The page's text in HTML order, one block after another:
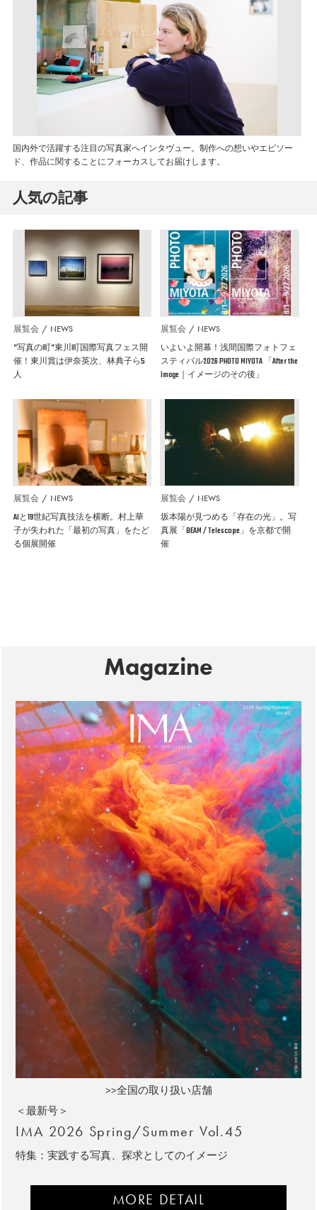
国内外で活躍する注目の写真家へインタヴュー。制作への想いやエピソー
ド、作品に関することにフォーカスしてお届けします。
人気の記事
展覧会 NEWS
”写真の町”東川町国際写真フェス開
催！東川賞は伊奈英次、林典子ら5
人
展覧会 NEWS
いよいよ開幕！浅間国際フォトフェ
スティバル2026 PHOTO MIYOTA 「After the
Image｜イメージのその後」
展覧会 NEWS
AIと19世紀写真技法を横断。村上華
子が失われた「最初の写真」をたど
る個展開催
展覧会 NEWS
坂本陽が見つめる「存在の光」。写
真展「BEAM / Telescope」を京都で開
催
Magazine
>>全国の取り扱い店舗
＜最新号＞
IMA 2026 Spring/Summer Vol.45
特集：実践する写真、探求としてのイメージ
MORE DETAIL